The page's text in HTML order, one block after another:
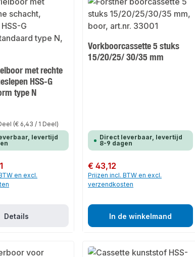
met rechte
HSS-G
type N
(€ 6,43 / 1 Deel)
levertijd
en excl.
Details
Vorkboorcassette 5 stuks
15/20/25/ 30/35 mm
Direct leverbaar, levertijd
8-9 dagen
Normale prijs:
€ 43,12
Prijzen incl. BTW en excl.
verzendkosten
In de winkelmand